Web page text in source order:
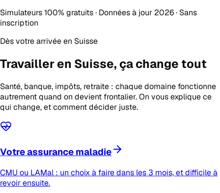
Simulateurs 100% gratuits · Données à jour 2026 · Sans
inscription
Dès votre arrivée en Suisse
Travailler en Suisse, ça change tout
Santé, banque, impôts, retraite : chaque domaine fonctionne
autrement quand on devient frontalier. On vous explique ce
qui change, et comment décider juste.
Votre assurance maladie
CMU ou LAMal : un choix à faire dans les 3 mois, et difficile à
revoir ensuite.